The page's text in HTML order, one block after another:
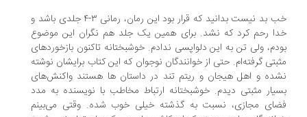
خب بد نیست بدانید که قرار بود این رمان، رمانی ۳-۴ جلدی باشد و
رحم کرد که نشد. برای همین یک جلد هم نگران این موضوع
ولی تن به این دلواپسی ندادم. خوشبختانه تاکنون بازخوردهای
گرفته‌ام. حتی از خوانندگان نوجوان که این کتاب برایشان نوشته
و اهل هیجان و ریتم تند در داستان ها هستند واکنش‌های
مثبتی دیدم. خوشبختانه ارتباط مخاطب با نویسنده به مدد
مجازی، نسبت به گذشته خیلی خوب شده. وقتی می‌بینم